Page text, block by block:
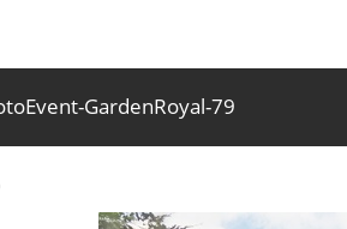
GardenRoyal-79